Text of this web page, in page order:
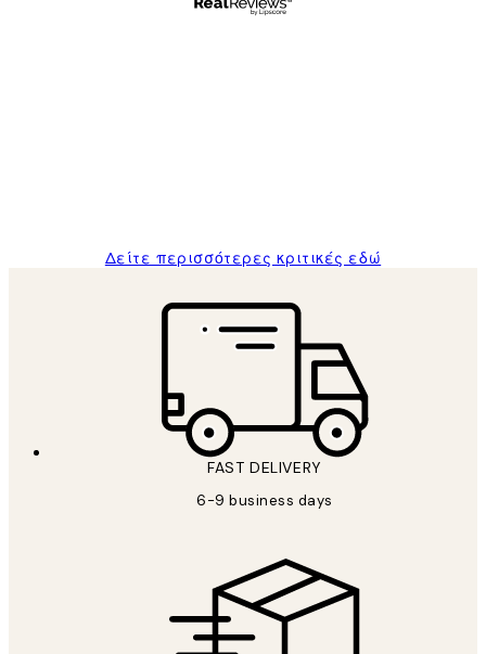
Δείτε περισσότερες κριτικές εδώ
FAST DELIVERY
6-9 business days